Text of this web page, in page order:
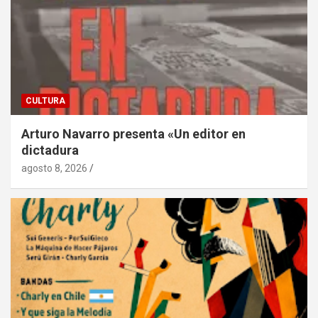
CULTURA
Arturo Navarro presenta «Un editor en
dictadura
agosto 8, 2026